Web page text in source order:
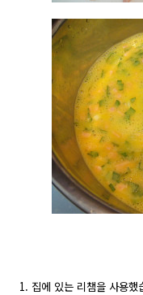
1. 집에 있는 리챔을 사용